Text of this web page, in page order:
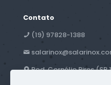
Contato
(19) 97828-1388
Rod. Cornélio Pires (SP